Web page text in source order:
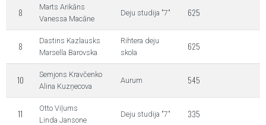
8
Marts Arikāns
Vanessa Macāne
Deju studija "7" 625
8
Dastins Kazlausks
Marsella Barovska
Rihtera deju
skola
625
10
Semjons Kravčenko
Alina Kuzņecova
Aurum 545
11
Otto Viļums
Linda Jansone
Deju studija "7" 335